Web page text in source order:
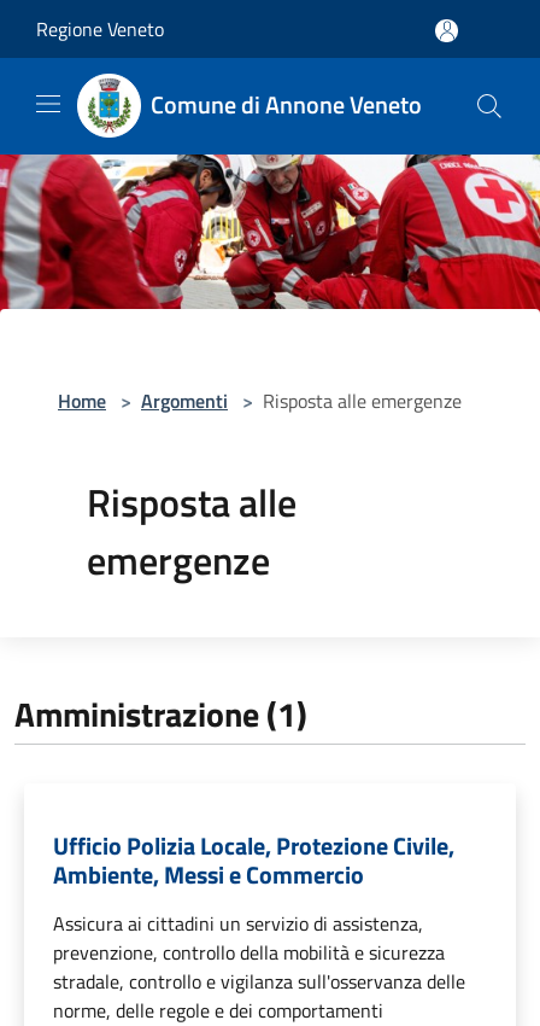
Regione Veneto
Comune di Annone Veneto
Home > Argomenti > Risposta alle emergenze
Risposta alle
emergenze
Amministrazione (1)
Ufficio Polizia Locale, Protezione Civile,
Ambiente, Messi e Commercio
Assicura ai cittadini un servizio di assistenza,
prevenzione, controllo della mobilità e sicurezza
stradale, controllo e vigilanza sull'osservanza delle
norme, delle regole e dei comportamenti